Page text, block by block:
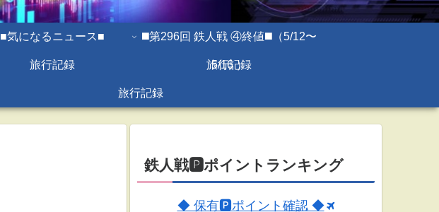
■気になるニュース■ ◼️第296回 鉄人戦 ④終値◼️（5/12〜
5/16 ）
旅行記録 旅行記録
旅行記録
鉄人戦🅿ポイントランキング
◆ 保有🅿ポイント確認 ◆